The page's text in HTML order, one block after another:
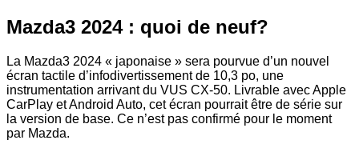
Mazda3 2024 : quoi de neuf?
La Mazda3 2024 « japonaise » sera pourvue d’un nouvel
écran tactile d’infodivertissement de 10,3 po, une
instrumentation arrivant du VUS CX-50. Livrable avec Apple
CarPlay et Android Auto, cet écran pourrait être de série sur
la version de base. Ce n’est pas confirmé pour le moment
par Mazda.